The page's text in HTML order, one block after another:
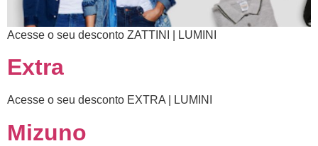
Acesse o seu desconto ZATTINI | LUMINI
Extra
Acesse o seu desconto EXTRA | LUMINI
Mizuno